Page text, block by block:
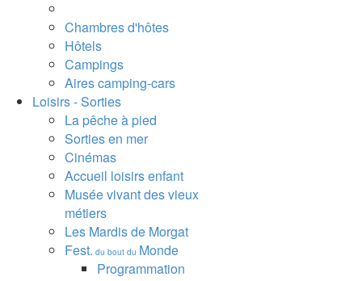
Chambres d'hôtes
Hôtels
Campings
Aires camping-cars
Loisirs - Sorties
La pêche à pied
Sorties en mer
Cinémas
Accueil loisirs enfant
Musée vivant des vieux
métiers
Les Mardis de Morgat
Fest. du bout du Monde
Programmation